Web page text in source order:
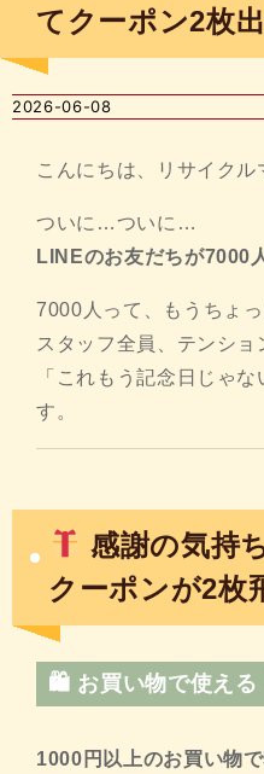
てクーポン2枚
2026-06-08
こんにちは、リサイクル
ついに…ついに…
LINEのお友だちが7000
7000人って、もうちょっ
スタッフ全員、テンショ
「これもう記念日じゃ
す。
感謝の気持
クーポンが2枚
🛍 お買い物で使える
1000円以上のお買い物